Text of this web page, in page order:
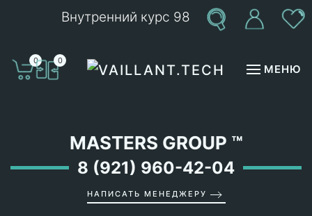
Внутренний курс 98
0 0
МЕНЮ
MASTERS GROUP ™
8 (921) 960-42-04
НАПИСАТЬ МЕНЕДЖЕРУ